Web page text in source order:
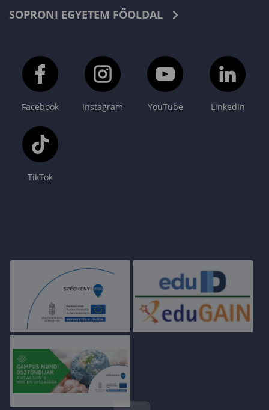
SOPRONI EGYETEM FŐOLDAL
Facebook Instagram YouTube LinkedIn
TikTok